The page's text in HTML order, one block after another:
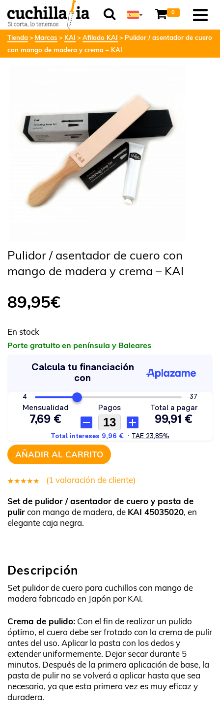
0
Tienda Marcas KAI Afilado KAI
Pulidor / asentador de cuero
con mango de madera y crema – KAI
Pulidor / asentador de cuero con
mango de madera y crema – KAI
89,95€
En stock
Porte gratuito en península y Baleares
AÑADIR AL CARRITO
5.00sobre
5 basado
(1 valoración de cliente)
Set de pulidor / asentador de cuero y pasta de
pulircon mango de madera, de KAI 45035020, en
elegante caja negra.
Descripción
Set pulidor de cuero para cuchillos con mango de
madera fabricado en Japón por KAI.
Crema de pulido: Con el fin de realizar un pulido
óptimo, el cuero debe ser frotado con la crema de pulir
antes del uso. Aplicar la pasta con los dedos y
extender uniformemente. Dejar secar durante 5
minutos. Después de la primera aplicación de base, la
pasta de pulir no se volverá a aplicar hasta que sea
necesario, ya que esta primera vez es muy eficaz y
duradera.